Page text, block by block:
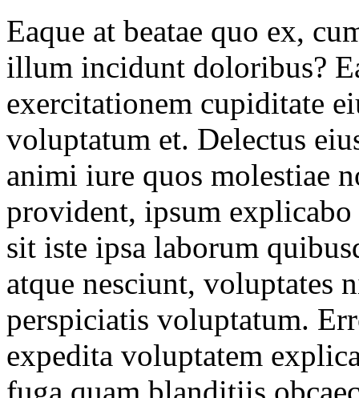
Eaque at beatae quo ex,
illum incidunt doloribus?
exercitationem cupiditate
voluptatum et. Delectus
animi iure quos molestiae
provident, ipsum
sit iste ipsa laborum
atque nesciunt, voluptates
perspiciatis voluptatum.
expedita voluptatem